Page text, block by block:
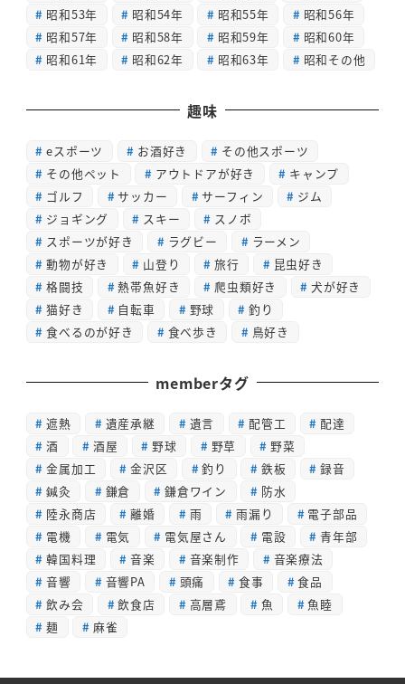
昭和53年
昭和54年 昭和55年
昭和56年
昭和57年
昭和58年 昭和59年
昭和60年
昭和61年
昭和62年 昭和63年 昭和その他
趣味
eスポーツ お酒好き
その他スポーツ
その他ペット
アウトドアが好き
キャンプ
ゴルフ
サッカー サーフィン
ジム
ジョギング
スキー
スノボ
スポーツが好き
ラグビー
ラーメン
動物が好き
山登り 旅行
昆虫好き
格闘技
熱帯魚好き 爬虫類好き
犬が好き
猫好き
自転車 野球
釣り
食べるのが好き
食べ歩き 鳥好き
memberタグ
遮熱 遺産承継 遺言 配管工
配達
酒
酒屋 野球 野草
野菜
金属加工
金沢区 釣り 鉄板
録音
鍼灸
鎌倉 鎌倉ワイン
防水
陸永商店
離婚 雨 雨漏り
電子部品
電機
電気 電気屋さん 電設
青年部
韓国料理
音楽 音楽制作
音楽療法
音響
音響PA 頭痛 食事
食品
飲み会
飲食店 高層鳶 魚
魚睦
麺
麻雀